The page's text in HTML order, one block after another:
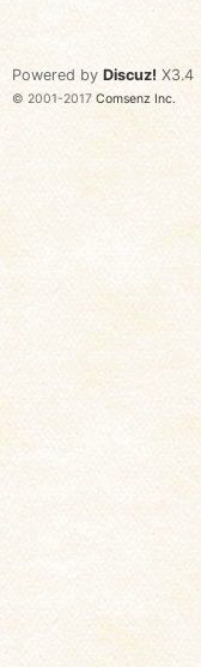
Powered by Discuz! X3.4
© 2001-2017 Comsenz Inc.